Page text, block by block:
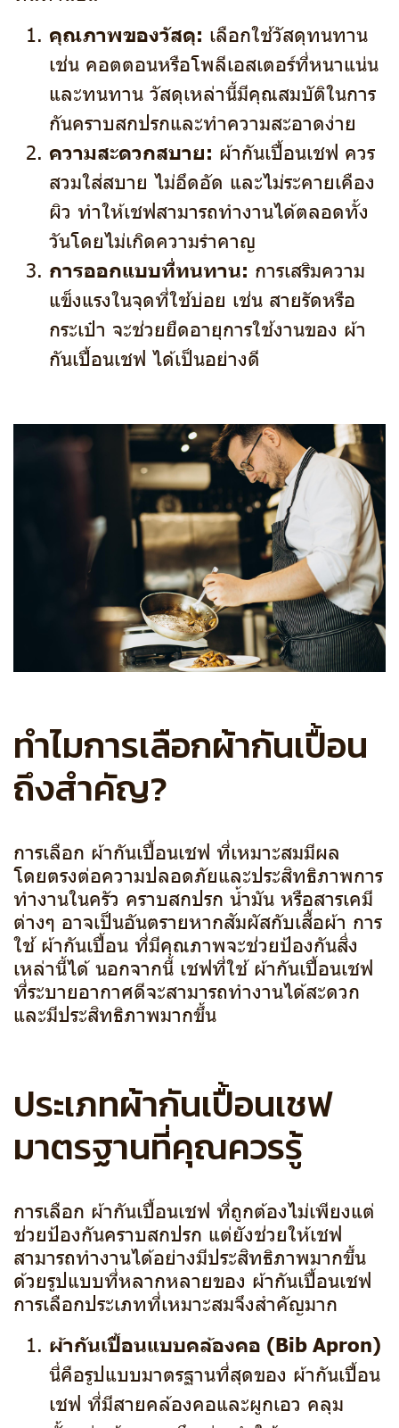
คุณภาพของวัสดุ: เลือกใช้วัสดุทนทาน
เช่น คอตตอนหรือโพลีเอสเตอร์ที่หนาแน่น
และทนทาน วัสดุเหล่านี้มีคุณสมบัติในการ
กันคราบสกปรกและทำความสะอาดง่าย
ความสะดวกสบาย: ผ้ากันเปื้อนเชฟ ควร
สวมใส่สบาย ไม่อึดอัด และไม่ระคายเคือง
ผิว ทำให้เชฟสามารถทำงานได้ตลอดทั้ง
วันโดยไม่เกิดความรำคาญ
การออกแบบที่ทนทาน: การเสริมความ
แข็งแรงในจุดที่ใช้บ่อย เช่น สายรัดหรือ
กระเป๋า จะช่วยยืดอายุการใช้งานของ ผ้า
กันเปื้อนเชฟ ได้เป็นอย่างดี
ทำไมการเลือกผ้ากันเปื้อน
ถึงสำคัญ?
การเลือก ผ้ากันเปื้อนเชฟ ที่เหมาะสมมีผล
โดยตรงต่อความปลอดภัยและประสิทธิภาพการ
ทำงานในครัว คราบสกปรก น้ำมัน หรือสารเคมี
ต่างๆ อาจเป็นอันตรายหากสัมผัสกับเสื้อผ้า การ
ใช้ ผ้ากันเปื้อน ที่มีคุณภาพจะช่วยป้องกันสิ่ง
เหล่านี้ได้ นอกจากนี้ เชฟที่ใช้ ผ้ากันเปื้อนเชฟ
ที่ระบายอากาศดีจะสามารถทำงานได้สะดวก
และมีประสิทธิภาพมากขึ้น
ประเภทผ้ากันเปื้อนเชฟ
มาตรฐานที่คุณควรรู้
การเลือก ผ้ากันเปื้อนเชฟ ที่ถูกต้องไม่เพียงแต่
ช่วยป้องกันคราบสกปรก แต่ยังช่วยให้เชฟ
สามารถทำงานได้อย่างมีประสิทธิภาพมากขึ้น
ด้วยรูปแบบที่หลากหลายของ ผ้ากันเปื้อนเชฟ
การเลือกประเภทที่เหมาะสมจึงสำคัญมาก
ผ้ากันเปื้อนแบบคล้องคอ (Bib Apron)
นี่คือรูปแบบมาตรฐานที่สุดของ ผ้ากันเปื้อน
เชฟ ที่มีสายคล้องคอและผูกเอว คลุม